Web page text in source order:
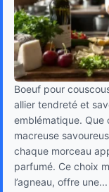
Boeuf pour
allier tendreté et
emblématique. Que
macreuse
chaque morceau
parfumé. Ce choix
l’agneau, offre une...